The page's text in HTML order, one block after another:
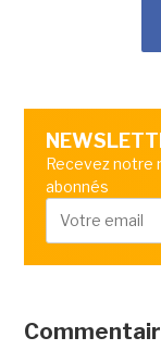
Recevez
abonnés